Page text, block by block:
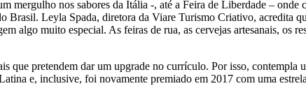
nos sabores da Itália -, até a Feira de Liberdade – onde
Brasil. Leyla Spada, diretora da Viare Turismo Criativo, acredita
algo muito especial. As feiras de rua, as cervejas artesanais, os
que pretendem dar um upgrade no currículo. Por isso, contempla
e, inclusive, foi novamente premiado em 2017 com uma